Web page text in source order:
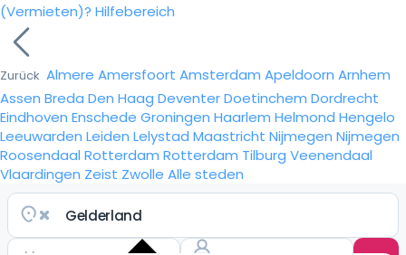
(Vermieten)? Hilfebereich
Zurück Almere Amersfoort Amsterdam Apeldoorn Arnhem
Assen Breda Den Haag DeventerDoetinchem Dordrecht
Eindhoven Enschede Groningen Haarlem Helmond Hengelo
Leeuwarden Leiden Lelystad Maastricht Nijmegen Nijmegen
Roosendaal Rotterdam Rotterdam Tilburg Veenendaal
Vlaardingen Zeist Zwolle Alle steden